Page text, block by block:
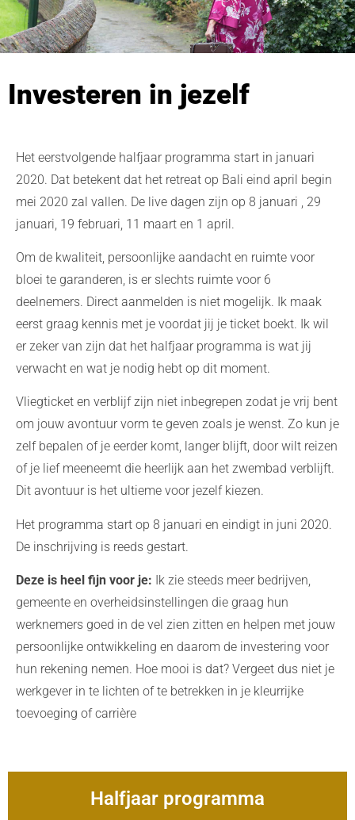
Investeren in jezelf
Het eerstvolgende halfjaar programma start in januari
2020. Dat betekent dat het retreat op Bali eind april begin
mei 2020 zal vallen. De live dagen zijn op 8 januari , 29
januari, 19 februari, 11 maart en 1 april.
Om de kwaliteit, persoonlijke aandacht en ruimte voor
bloei te garanderen, is er slechts ruimte voor 6
deelnemers. Direct aanmelden is niet mogelijk. Ik maak
eerst graag kennis met je voordat jij je ticket boekt. Ik wil
er zeker van zijn dat het halfjaar programma is wat jij
verwacht en wat je nodig hebt op dit moment.
Vliegticket en verblijf zijn niet inbegrepen zodat je vrij bent
om jouw avontuur vorm te geven zoals je wenst. Zo kun je
zelf bepalen of je eerder komt, langer blijft, door wilt reizen
of je lief meeneemt die heerlijk aan het zwembad verblijft.
Dit avontuur is het ultieme voor jezelf kiezen.
Het programma start op 8 januari en eindigt in juni 2020.
De inschrijving is reeds gestart.
Deze is heel fijn voor je: Ik zie steeds meer bedrijven,
gemeente en overheidsinstellingen die graag hun
werknemers goed in de vel zien zitten en helpen met jouw
persoonlijke ontwikkeling en daarom de investering voor
hun rekening nemen. Hoe mooi is dat? Vergeet dus niet je
werkgever in te lichten of te betrekken in je kleurrijke
toevoeging of carrière
Halfjaar programma